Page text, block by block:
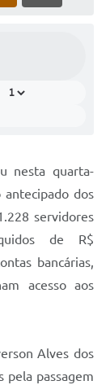
nesta quarta-
dos
servidores
de R$
bancárias,
acesso aos
Alves dos
pela passagem